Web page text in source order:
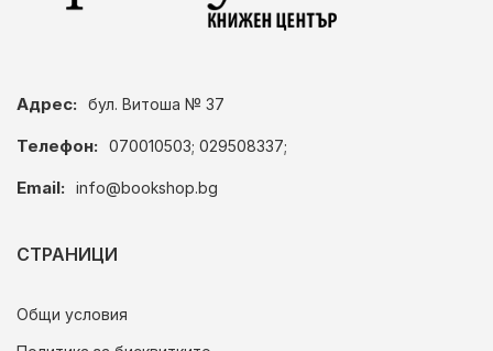
Адрес: бул. Витоша № 37
Телефон: 070010503; 029508337;
Email: info@bookshop.bg
СТРАНИЦИ
Общи условия